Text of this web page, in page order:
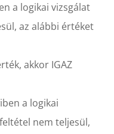
a logikai vizsgálat
az alábbi értéket
akkor IGAZ
a logikai
nem teljesül,